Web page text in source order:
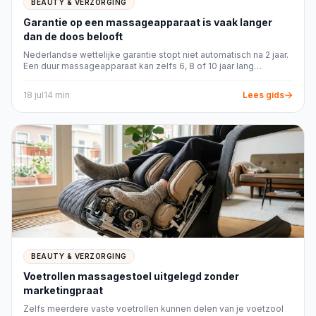
tandenborstels, scheerapparaten en sommige
gezichtsapparaten kunnen
vervangingsonderdelen een terugkerende
uitgave zijn. Een voordelige aanschaf wordt
lastig verkrijgbaar of relatief belastend voor je
garantie en onderhoudsgemak. Een degelijk
product dat je regelmatig gebruikt en kunt
onderhouden biedt vaak meer waarde dan een
uitgebreide uitvoering die grotendeels in de kast
blijft liggen.
Levensduur en onderhoud
De levensduur hangt sterk samen met zorgvuldig
gebruik. Verwijder haren, stof en productresten
na gebruik volgens de handleiding. Laat
afspoelbare onderdelen volledig drogen voordat
je ze terugplaatst of opbergt. Gebruik geen
BEAUTY & VERZORGING
Garantie op een massageapparaat is vaak langer
dan de doos belooft
Nederlandse wettelijke garantie stopt niet automatisch na 2 jaar.
Een duur massageapparaat kan zelfs 6, 8 of 10 jaar lang
18 jul14 min Lees gids
BEAUTY & VERZORGING
Voetrollen massagestoel uitgelegd zonder
marketingpraat
Zelfs meerdere vaste voetrollen kunnen delen van je voetzool